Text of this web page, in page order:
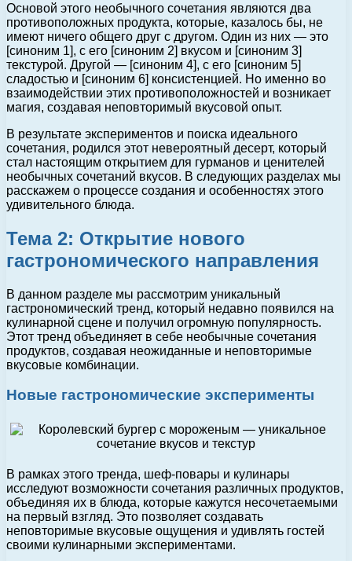
Основой этого необычного сочетания являются два
противоположных продукта, которые, казалось бы, не
имеют ничего общего друг с другом. Один из них — это
[синоним 1], с его [синоним 2] вкусом и [синоним 3]
текстурой. Другой — [синоним 4], с его [синоним 5]
сладостью и [синоним 6] консистенцией. Но именно во
взаимодействии этих противоположностей и возникает
магия, создавая неповторимый вкусовой опыт.
В результате экспериментов и поиска идеального
сочетания, родился этот невероятный десерт, который
стал настоящим открытием для гурманов и ценителей
необычных сочетаний вкусов. В следующих разделах мы
расскажем о процессе создания и особенностях этого
удивительного блюда.
Тема 2: Открытие нового
гастрономического направления
В данном разделе мы рассмотрим уникальный
гастрономический тренд, который недавно появился на
кулинарной сцене и получил огромную популярность.
Этот тренд объединяет в себе необычные сочетания
продуктов, создавая неожиданные и неповторимые
вкусовые комбинации.
Новые гастрономические эксперименты
В рамках этого тренда, шеф-повары и кулинары
исследуют возможности сочетания различных продуктов,
объединяя их в блюда, которые кажутся несочетаемыми
на первый взгляд. Это позволяет создавать
неповторимые вкусовые ощущения и удивлять гостей
своими кулинарными экспериментами.